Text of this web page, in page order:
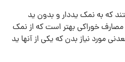
که به نمک یددار و بدون ید
خوراکی بهتر است که از نمک
مورد نیاز بدن که یکی از آنها ید